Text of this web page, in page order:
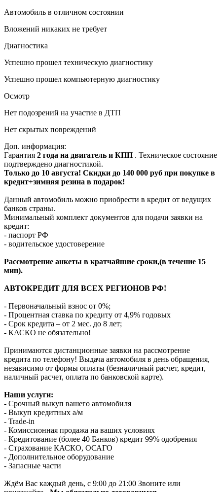
Автомобиль в отличном состоянии
Вложений никаких не требует
Диагностика
Успешно прошел техническую диагностику
Успешно прошел компьютерную диагностику
Осмотр
Нет подозрений на участие в ДТП
Нет скрытых повреждений
Доп. информация:
Гарантия 2 года на двигатель и КПП . Техническое состояние
подтверждено диагностикой.
Только до 10 августа! Скидки до 140 000 руб при покупке в
кредит+зимняя резина в подарок!
Данный автомобиль можно приобрести в кредит от ведущих
банков страны.
Минимальный комплект документов для подачи заявки на
кредит:
- паспорт РФ
- водительское удостоверение
Рассмотрение анкеты в кратчайшие сроки,(в течение 15
мин).
АВТОКРЕДИТ ДЛЯ ВСЕХ РЕГИОНОВ РФ!
- Первоначальный взнос от 0%;
- Процентная ставка по кредиту от 4,9% годовых
- Срок кредита – от 2 мес. до 8 лет;
- КАСКО не обязательно!
Принимаются дистанционные заявки на рассмотрение
кредита по телефону! Выдача автомобиля в день обращения,
независимо от формы оплаты (безналичный расчет, кредит,
наличный расчет, оплата по банковской карте).
Наши услуги:
- Срочный выкуп вашего автомобиля
- Выкуп кредитных а/м
- Trade-in
- Комиссионная продажа на ваших условиях
- Кредитование (более 40 Банков) кредит 99% одобрения
- Страхование КАСКО, ОСАГО
- Дополнительное оборудование
- Запасные части
Ждём Вас каждый день, с 9:00 до 21:00 Звоните или